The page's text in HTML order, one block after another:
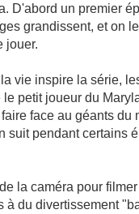
D'abord un premier
grandissent, et on
jouer.
vie inspire la série,
petit joueur du
face au géants du
suit pendant certains
la caméra pour
à du divertissement